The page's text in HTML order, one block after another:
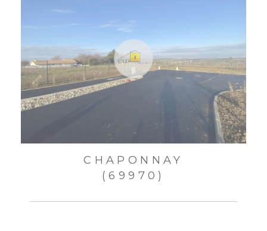
CHAPONNAY
(69970)